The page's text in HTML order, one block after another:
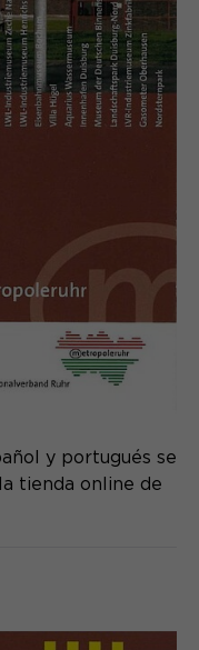
y portugués se
tienda online de